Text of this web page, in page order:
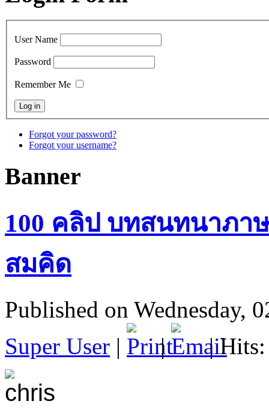
User Name
Password
Remember Me
Forgot your password?
Forgot your username?
Banner
100 คลิป บทสนทนาภา
สมคิด
Published on Wednesday,
Super User | | | Hits: